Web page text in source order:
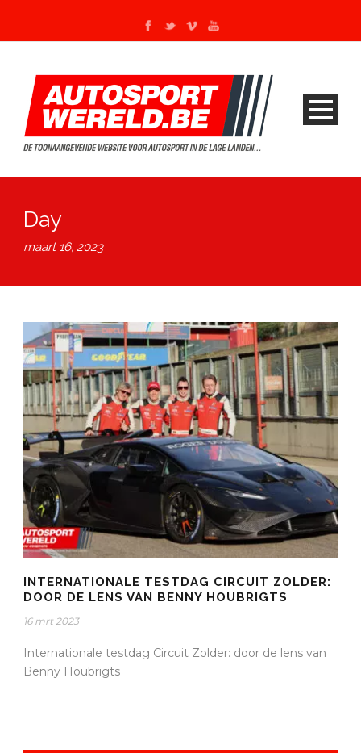
Day
maart 16, 2023
INTERNATIONALE TESTDAG CIRCUIT ZOLDER:
DOOR DE LENS VAN BENNY HOUBRIGTS
16 mrt 2023
Internationale testdag Circuit Zolder: door de lens van
Benny Houbrigts